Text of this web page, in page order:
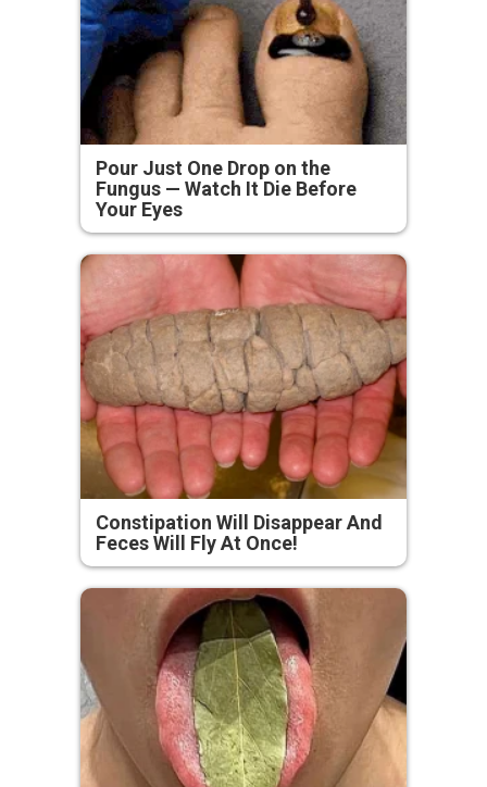
Pour Just One Drop on the
Fungus — Watch It Die Before
Your Eyes
Constipation Will Disappear And
Feces Will Fly At Once!